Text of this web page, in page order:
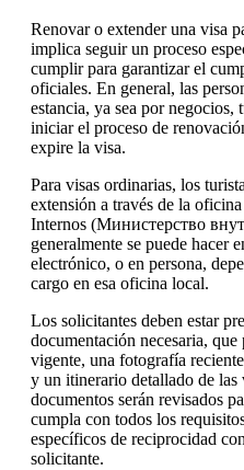
Renovar o extender una visa
implica seguir un proceso
cumplir para garantizar el
oficiales. En general, las
estancia, ya sea por
iniciar el proceso de
expire la visa.
Para visas ordinarias, los
extensión a través de la
Internos (Министерство
generalmente se puede hacer
electrónico, o en persona,
cargo en esa oficina local.
Los solicitantes deben estar
documentación necesaria,
vigente, una fotografía
y un itinerario detallado de las
documentos serán revisados
cumpla con todos los
específicos de reciprocidad
solicitante.